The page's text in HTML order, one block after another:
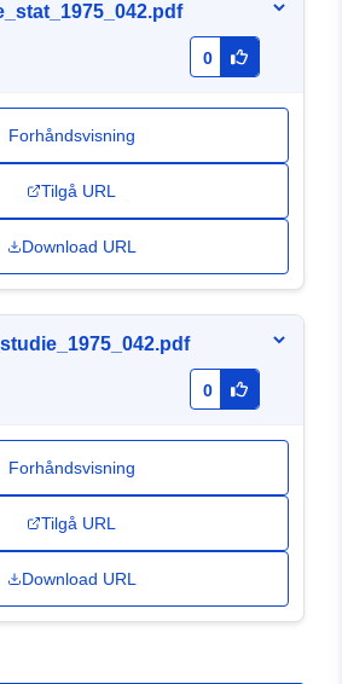
0
Forhåndsvisning
Tilgå URL
Download URL
0
Forhåndsvisning
Tilgå URL
Download URL